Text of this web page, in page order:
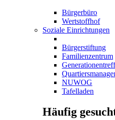
Bürgerbüro
Wertstoffhof
Soziale Einrichtungen
Bürgerstiftung
Familienzentrum
Generationentreff
NUWOG
Tafelladen
Häufig